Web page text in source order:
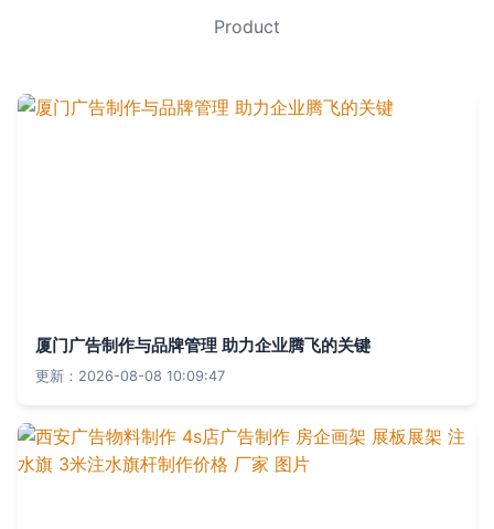
Product
厦门广告制作与品牌管理 助力企业腾飞的关键
更新：2026-08-08 10:09:47